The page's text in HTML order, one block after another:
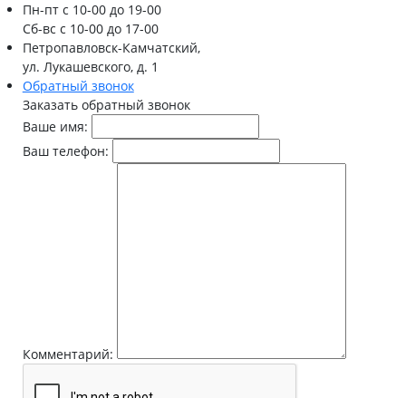
Пн-птс 10-00 до 19-00
Сб-вс с 10-00 до 17-00
Петропавловск-Камчатский,
ул. Лукашевского, д. 1
Обратный звонок
Заказать обратный звонок
Ваше имя:
Ваш телефон:
Комментарий: